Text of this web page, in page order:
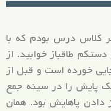
کلاس درس بودم که با
طاقباز خوابید. از
خورده است و قبل از
پایش را در سینه جمع
دادن پاهایش بود. همان